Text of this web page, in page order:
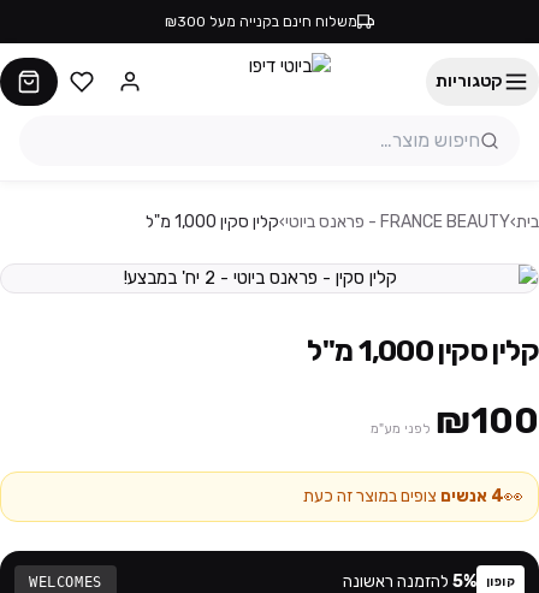
משלוח חינם בקנייה מעל ₪300
קטגוריות
בית›FRANCE BEAUTY - פראנס ביוטי ›קלין סקין 1,000 מ"ל
קלין סקין 1,000 מ"ל
₪100 לפני מע"מ
👀
4 אנשים צופים במוצר זה כעת
קופון 5% להזמנה ראשונה WELCOMES